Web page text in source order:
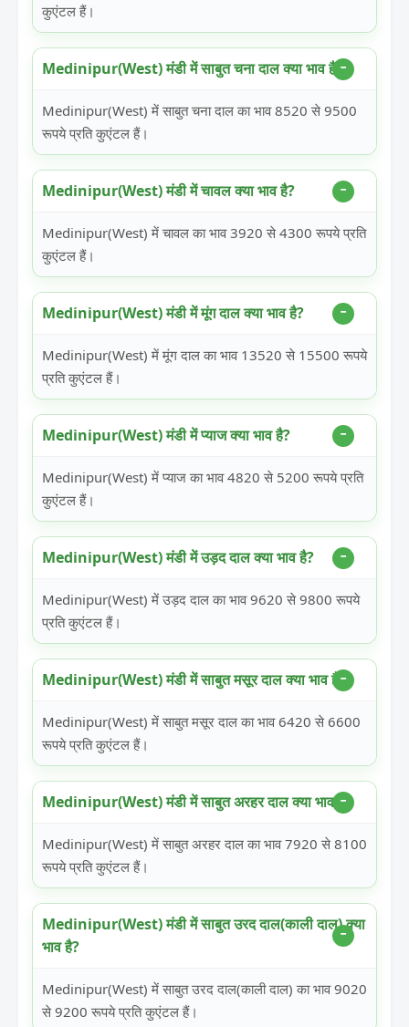
कुएंटल हैं।
Medinipur(West) मंडी में साबुत चना दाल क्या भाव है?
Medinipur(West) में साबुत चना दाल का भाव 8520 से 9500
रूपये प्रति कुएंटल हैं।
Medinipur(West) मंडी में चावल क्या भाव है?
Medinipur(West) में चावल का भाव 3920 से 4300 रूपये प्रति
कुएंटल हैं।
Medinipur(West) मंडी में मूंग दाल क्या भाव है?
Medinipur(West) में मूंग दाल का भाव 13520 से 15500 रूपये
प्रति कुएंटल हैं।
Medinipur(West) मंडी में प्याज क्या भाव है?
Medinipur(West) में प्याज का भाव 4820 से 5200 रूपये प्रति
कुएंटल हैं।
Medinipur(West) मंडी में उड़द दाल क्या भाव है?
Medinipur(West) में उड़द दाल का भाव 9620 से 9800 रूपये
प्रति कुएंटल हैं।
Medinipur(West) मंडी में साबुत मसूर दाल क्या भाव है?
Medinipur(West) में साबुत मसूर दाल का भाव 6420 से 6600
रूपये प्रति कुएंटल हैं।
Medinipur(West) मंडी में साबुत अरहर दाल क्या भाव है?
Medinipur(West) में साबुत अरहर दाल का भाव 7920 से 8100
रूपये प्रति कुएंटल हैं।
Medinipur(West) मंडी में साबुत उरद दाल(काली दाल) क्या
भाव है?
Medinipur(West) में साबुत उरद दाल(काली दाल) का भाव 9020
से 9200 रूपये प्रति कुएंटल हैं।